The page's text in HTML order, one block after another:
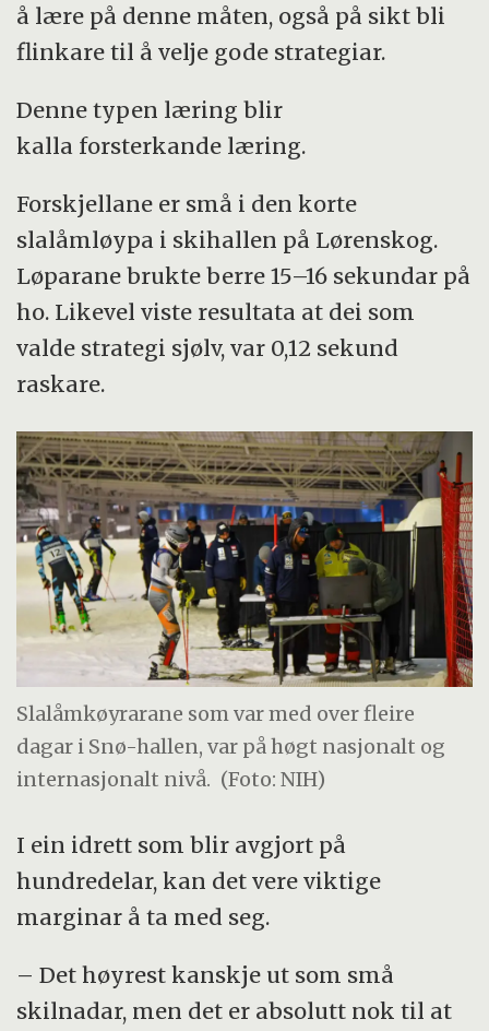
å lære på denne måten, også på sikt bli
flinkare til å velje gode strategiar.
Denne typen læring blir
kalla forsterkande læring.
Forskjellane er små i den korte
slalåmløypa i skihallen på Lørenskog.
Løparane brukte berre 15–16 sekundar på
ho. Likevel viste resultata at dei som
valde strategi sjølv, var 0,12 sekund
raskare.
Slalåmkøyrarane som var med over fleire
dagar i Snø-hallen, var på høgt nasjonalt og
internasjonalt nivå. (Foto: NIH)
I ein idrett som blir avgjort på
hundredelar, kan det vere viktige
marginar å ta med seg.
– Det høyrest kanskje ut som små
skilnadar, men det er absolutt nok til at